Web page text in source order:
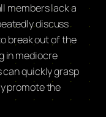
members lack a
discuss
break out of the
in mediocre
quickly grasp
promote the